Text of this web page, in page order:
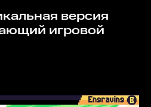
игровой